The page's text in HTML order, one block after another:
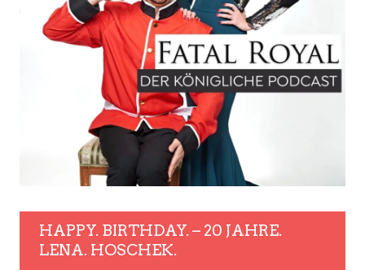
HAPPY. BIRTHDAY. – 20 JAHRE.
LENA. HOSCHEK.